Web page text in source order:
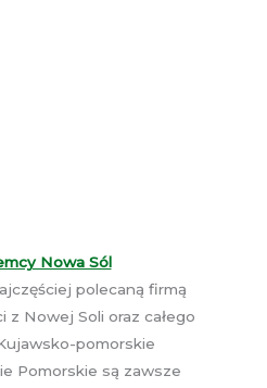
Nowa Sól
polecaną firmą
Nowej Soli oraz całego
pomorskie
Pomorskie są zawsze